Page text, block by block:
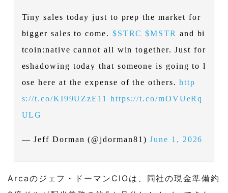
Tiny sales today just to prep the market for
bigger sales to come. $STRC $MSTR and bi
tcoin:native cannot all win together. Just for
eshadowing today that someone is going to l
ose here at the expense of the others.http
s://t.co/KI99UZzE11
https://t.co/mOVUeRq
ULG
— Jeff Dorman (@jdorman81)June 1, 2026
Arcaのジェフ・ドーマンCIOは、同社の現金準備約